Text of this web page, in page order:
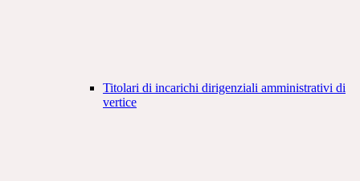
Titolari di incarichi dirigenziali amministrativi di
vertice